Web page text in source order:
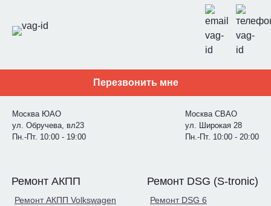
Перезвонить мне
Москва ЮАО
ул. Обручева, вл23
Пн.-Пт. 10:00 - 19:00
Москва СВАО
ул. Широкая 28
Пн.-Пт. 10:00 - 20:00
Ремонт АКПП
Ремонт АКПП Volkswagen
Ремонт DSG (S-tronic)
Ремонт DSG 6